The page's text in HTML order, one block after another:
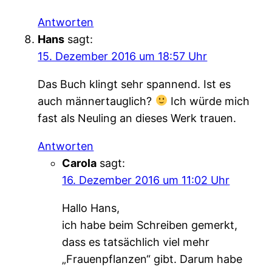
Antworten
Hans sagt:
15. Dezember 2016 um 18:57 Uhr
Das Buch klingt sehr spannend. Ist es
auch männertauglich?
Ich würde mich
fast als Neuling an dieses Werk trauen.
Antworten
Carola sagt:
16. Dezember 2016 um 11:02 Uhr
Hallo Hans,
ich habe beim Schreiben gemerkt,
dass es tatsächlich viel mehr
„Frauenpflanzen“ gibt. Darum habe